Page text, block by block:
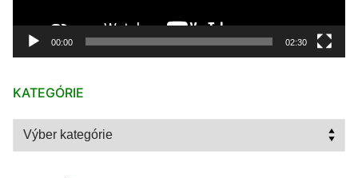
00:00 02:30
KATEGÓRIE
Kategórie